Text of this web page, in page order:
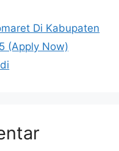
Di Kabupaten
(Apply Now)